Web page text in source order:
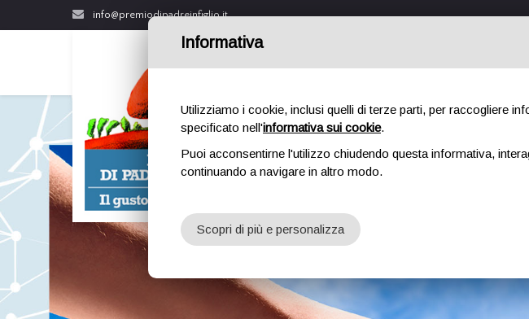
info@premiodipadreinfiglio.it
Informativa
Utilizziamo i cookie, inclusi quelli di terze parti, per raccogliere
specificato nell'informativa sui cookie.
Puoi acconsentirne l'utilizzo chiudendo questa informativa,
continuando a navigare in altro modo.
Scopri di più e personalizza